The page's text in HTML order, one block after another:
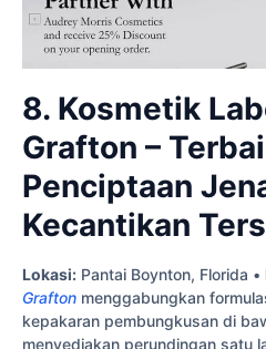
8. Kosmetik
Grafton –
Penciptaan
Kecantikan
Lokasi: Pantai Boynton, Florida •
Grafton menggabungkan
kepakaran pembungkusan di
menyediakan perundingan satu